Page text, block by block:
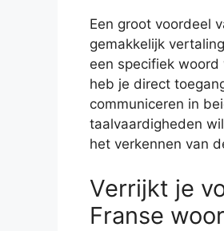
Een groot voordeel
gemakkelijk
een specifiek
heb je direct
communiceren in
taalvaardigheden
het verkennen van
Verrijkt je
Franse